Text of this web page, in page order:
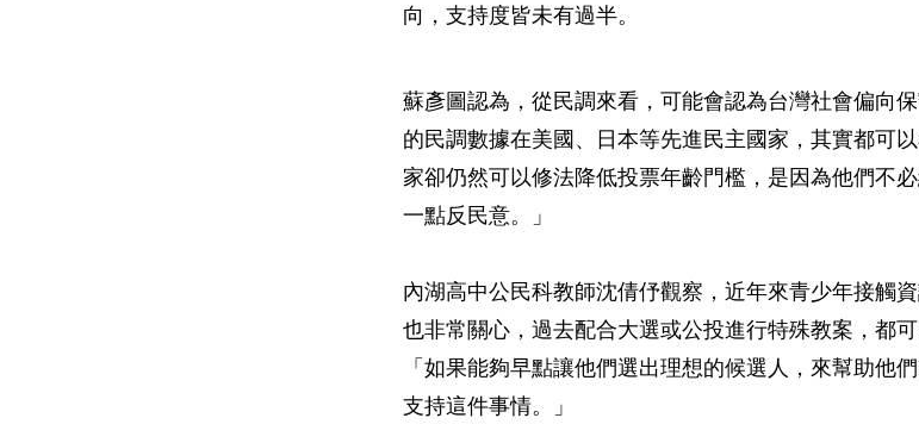
向，支持度皆未有過半。
蘇彥圖認為，從民調來看，可能會認為台灣社會偏向
的民調數據在美國、日本等先進民主國家，其實都可
家卻仍然可以修法降低投票年齡門檻，是因為他們不
一點反民意。」
內湖高中公民科教師沈倩伃觀察，近年來青少年接觸
也非常關心，過去配合大選或公投進行特殊教案，都
「如果能夠早點讓他們選出理想的候選人，來幫助他
支持這件事情。」